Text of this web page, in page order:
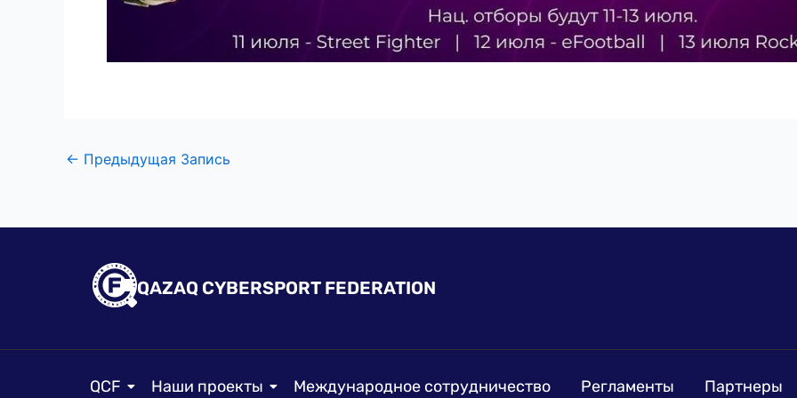
← Предыдущая Запись
QAZAQ CYBERSPORT FEDERATION
QCF Наши проекты Международное сотрудничество Регламенты Партнеры